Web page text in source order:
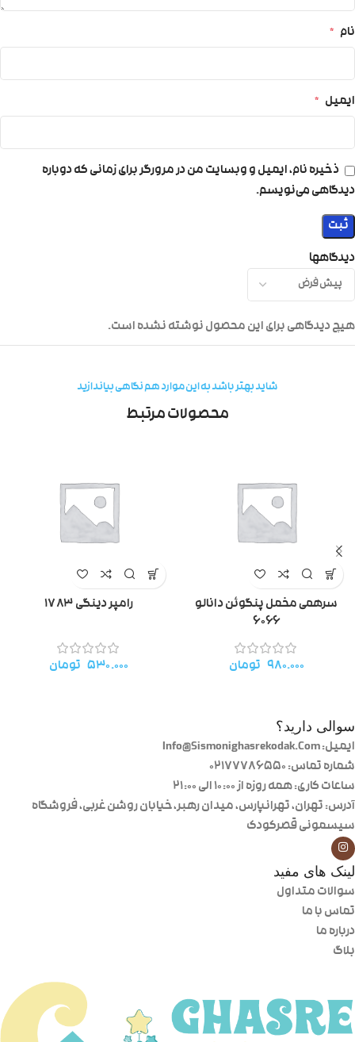
دیدگاهها
هیچ دیدگاهی برای این محصول نوشته نشده است.
نام *
ایمیل *
ذخیره نام، ایمیل و وبسایت من در مرورگر برای زمانی که دوباره
دیدگاهی می‌نویسم.
شاید بهتر باشد به این موارد هم نگاهی بیاندازید
محصولات مرتبط
سرهمی مخمل پنگوئن دانالو
۶۰۶۶
۹۸۰.۰۰۰ تومان
رامپر دینگی ۱۷۸۳
۵۳۰.۰۰۰ تومان
سوالی دارید؟
ایمیل: Info@Sismonighasrekodak.Com
شماره تماس: 02177786550
ساعات کاری: همه روزه از ۱۰:۰۰ الی ۲۱:۰۰
آدرس: تهران، تهرانپارس، میدان رهبر، خیابان روشن غربی، فروشگاه
سیسمونی قصرکودک
لینک های مفید
سوالات متداول
تماس با ما
درباره ما
بلاگ